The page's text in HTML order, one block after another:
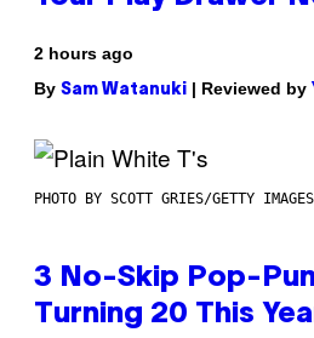
2 hours ago
By Sam Watanuki | Reviewed by
PHOTO BY SCOTT GRIES/GETTY IMAGES
3 No-Skip Pop-
Turning 20 This